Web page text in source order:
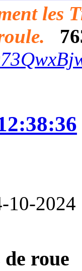
les
10-2024
roue